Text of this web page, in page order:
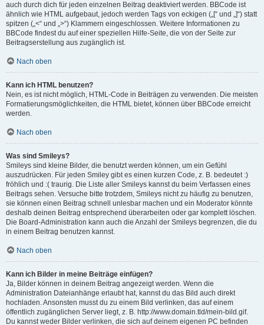
auch durch dich für jeden einzelnen Beitrag deaktiviert werden. BBCode ist
ähnlich wie HTML aufgebaut, jedoch werden Tags von eckigen („[“ und „]“) statt
spitzen („<“ und „>“) Klammern eingeschlossen. Weitere Informationen zu
BBCode findest du auf einer speziellen Hilfe-Seite, die von der Seite zur
Beitragserstellung aus zugänglich ist.
Nach oben
Kann ich HTML benutzen?
Nein, es ist nicht möglich, HTML-Code in Beiträgen zu verwenden. Die meisten
Formatierungsmöglichkeiten, die HTML bietet, können über BBCode erreicht
werden.
Nach oben
Was sind Smileys?
Smileys sind kleine Bilder, die benutzt werden können, um ein Gefühl
auszudrücken. Für jeden Smiley gibt es einen kurzen Code, z. B. bedeutet :)
fröhlich und :( traurig. Die Liste aller Smileys kannst du beim Verfassen eines
Beitrags sehen. Versuche bitte trotzdem, Smileys nicht zu häufig zu benutzen,
sie können einen Beitrag schnell unlesbar machen und ein Moderator könnte
deshalb deinen Beitrag entsprechend überarbeiten oder gar komplett löschen.
Die Board-Administration kann auch die Anzahl der Smileys begrenzen, die du
in einem Beitrag benutzen kannst.
Nach oben
Kann ich Bilder in meine Beiträge einfügen?
Ja, Bilder können in deinem Beitrag angezeigt werden. Wenn die
Administration Dateianhänge erlaubt hat, kannst du das Bild auch direkt
hochladen. Ansonsten musst du zu einem Bild verlinken, das auf einem
öffentlich zugänglichen Server liegt, z. B. http://www.domain.tld/mein-bild.gif.
Du kannst weder Bilder verlinken, die sich auf deinem eigenen PC befinden